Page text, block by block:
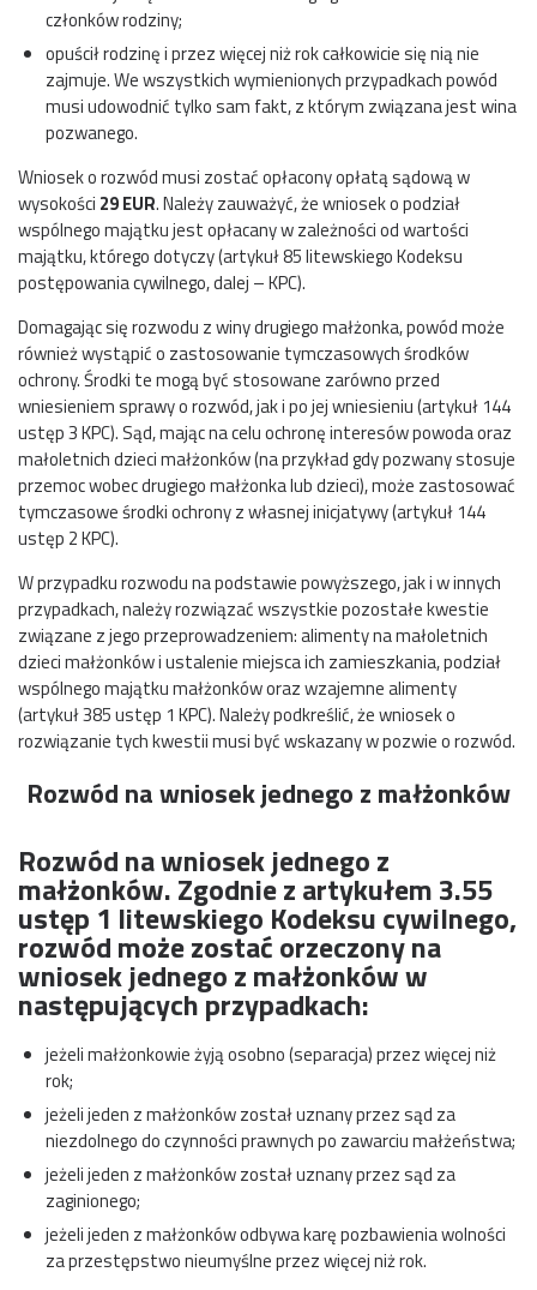
członków rodziny;
opuścił rodzinę i przez więcej niż rok całkowicie się nią nie
zajmuje. We wszystkich wymienionych przypadkach powód
musi udowodnić tylko sam fakt, z którym związana jest wina
pozwanego.
Wniosek o rozwód musi zostać opłacony opłatą sądową w
wysokości 29 EUR. Należy zauważyć, że wniosek o podział
wspólnego majątku jest opłacany w zależności od wartości
majątku, którego dotyczy (artykuł 85 litewskiego Kodeksu
postępowania cywilnego, dalej – KPC).
Domagając się rozwodu z winy drugiego małżonka, powód może
również wystąpić o zastosowanie tymczasowych środków
ochrony. Środki te mogą być stosowane zarówno przed
wniesieniem sprawy o rozwód, jak i po jej wniesieniu (artykuł 144
ustęp 3 KPC). Sąd, mając na celu ochronę interesów powoda oraz
małoletnich dzieci małżonków (na przykład gdy pozwany stosuje
przemoc wobec drugiego małżonka lub dzieci), może zastosować
tymczasowe środki ochrony z własnej inicjatywy (artykuł 144
ustęp 2 KPC).
W przypadku rozwodu na podstawie powyższego, jak i w innych
przypadkach, należy rozwiązać wszystkie pozostałe kwestie
związane z jego przeprowadzeniem: alimenty na małoletnich
dzieci małżonków i ustalenie miejsca ich zamieszkania, podział
wspólnego majątku małżonków oraz wzajemne alimenty
(artykuł 385 ustęp 1 KPC). Należy podkreślić, że wniosek o
rozwiązanie tych kwestii musi być wskazany w pozwie o rozwód.
Rozwód na wniosek jednego z małżonków
Rozwód na wniosek jednego z
małżonków. Zgodnie z artykułem 3.55
ustęp 1 litewskiego Kodeksu cywilnego,
rozwód może zostać orzeczony na
wniosek jednego z małżonków w
następujących przypadkach:
jeżeli małżonkowie żyją osobno (separacja) przez więcej niż
rok;
jeżeli jeden z małżonków został uznany przez sąd za
niezdolnego do czynności prawnych po zawarciu małżeństwa;
jeżeli jeden z małżonków został uznany przez sąd za
zaginionego;
jeżeli jeden z małżonków odbywa karę pozbawienia wolności
za przestępstwo nieumyślne przez więcej niż rok.